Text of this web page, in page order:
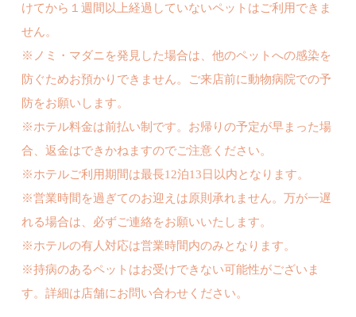
けてから１週間以上経過していないペットはご利用できま
せん。
※ノミ・マダニを発見した場合は、他のペットへの感染を
防ぐためお預かりできません。ご来店前に動物病院での予
防をお願いします。
※ホテル料金は前払い制です。お帰りの予定が早まった場
合、返金はできかねますのでご注意ください。
※ホテルご利用期間は最長12泊13日以内となります。
※営業時間を過ぎてのお迎えは原則承れません。万が一遅
れる場合は、必ずご連絡をお願いいたします。
※ホテルの有人対応は営業時間内のみとなります。
※持病のあるペットはお受けできない可能性がございま
す。詳細は店舗にお問い合わせください。